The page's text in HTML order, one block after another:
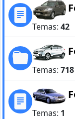
Temas: 42
Temas: 718
Temas: 1